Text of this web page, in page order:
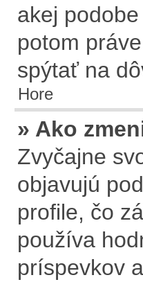
akej
potom
spýtať na
Hore
» Ako
Zvyčajne
objavujú
profile, čo
používa
príspevkov